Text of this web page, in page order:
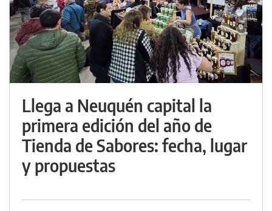
Llega a Neuquén capital la
primera edición del año de
Tienda de Sabores: fecha, lugar
y propuestas